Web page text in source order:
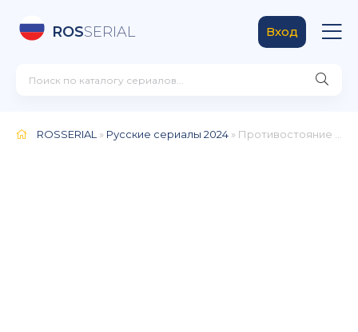
ROSSERIAL Вход
ROSSERIAL » Русские сериалы 2024 » Противостояние (2024)